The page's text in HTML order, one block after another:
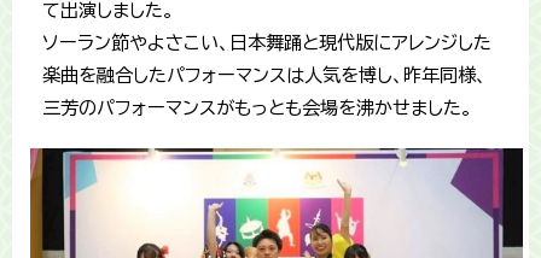
て出演しました。
ソーラン節やよさこい、日本舞踊と現代版にアレンジした
楽曲を融合したパフォーマンスは人気を博し、昨年同様、
三芳のパフォーマンスがもっとも会場を沸かせました。